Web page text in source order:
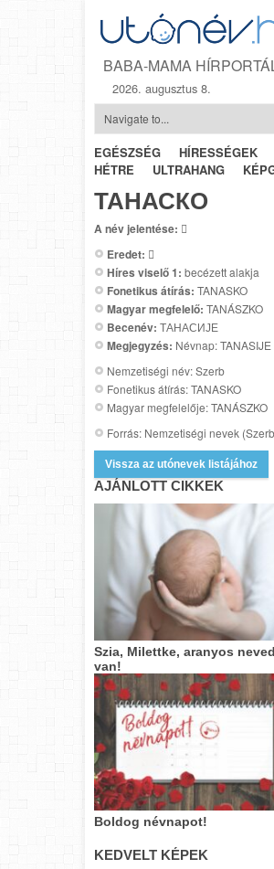
BABA-MAMA
2026. augusztus 8.
EGÉSZSÉG HÍRESSÉGEK
HÉTRE
ULTRAHANG
ТАНАСКО
A név jelentése: 
Eredet: 
Híres viselő 1: becézett alakja
Fonetikus átírás: TANASKO
Magyar megfelelő: TANÁSZKO
Becenév: ТАНАСИЈЕ
Megjegyzés: Névnap: TANASIJE
Nemzetiségi név: Szerb
Fonetikus átírás: TANASKO
Magyar megfelelője: TANÁSZKO
Forrás: Nemzetiségi nevek
Vissza az utónevek listájához
AJÁNLOTT CIKKEK
Szia, Milettke, aranyos neved
van!
Boldog névnapot!
KEDVELT KÉPEK